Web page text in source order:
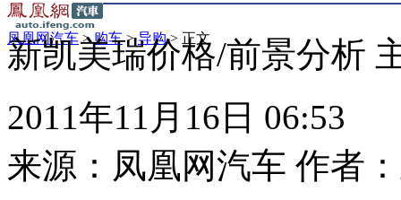
凤凰网汽车>购车>导购> 正文
新凯美瑞价格/前景分析
2011年11月16日 06:53
来源： 凤凰网汽车 作者：